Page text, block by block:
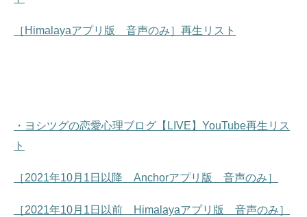
［Himalayaアプリ版 音声のみ］再生リスト
・ヨシツグの恋愛心理ブログ【LIVE】YouTube再生リス
ト
［2021年10月1日以降 Anchorアプリ版 音声のみ］
［2021年10月1日以前 Himalayaアプリ版 音声のみ］